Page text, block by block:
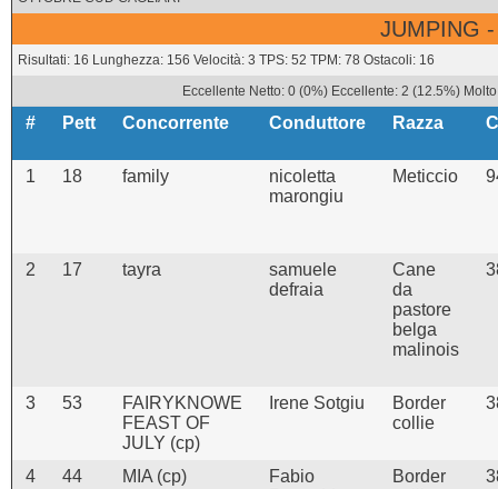
JUMPING
Risultati: 16 Lunghezza: 156 Velocità: 3 TPS: 52 TPM: 78 Ostacoli: 16
Eccellente Netto: 0 (0%) Eccellente: 2 (12.5%)
# Pett Concorrente Conduttore Razza
1 18 family
nicoletta
marongiu
Meticcio
2 17 tayra
samuele
defraia
Cane
da
pastore
belga
malinois
3 53
FAIRYKNOWE
FEAST OF
JULY (cp)
Irene Sotgiu
Border
collie
4 44 MIA (cp)
Fabio
Border